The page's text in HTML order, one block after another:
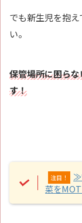
でも新生児を抱
い。
保管場所に困ら
す！
注目！
≫
菜を